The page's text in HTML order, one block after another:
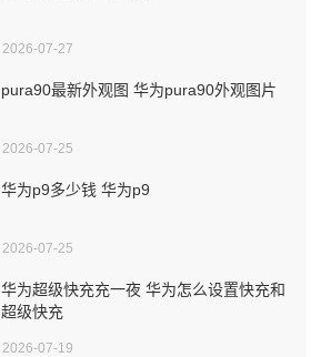
2026-07-27
pura90最新外观图 华为pura90外观图片
2026-07-25
华为p9多少钱 华为p9
2026-07-25
华为超级快充充一夜 华为怎么设置快充和
超级快充
2026-07-19